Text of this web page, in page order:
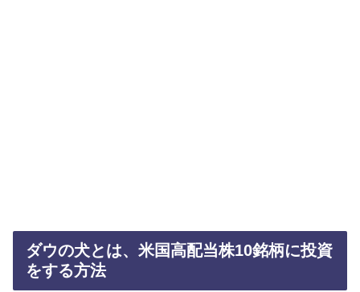
ダウの犬とは、米国高配当株10銘柄に投資
をする方法